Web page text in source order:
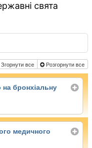
свята
все Розгорнути все
на бронхіальну
медичного